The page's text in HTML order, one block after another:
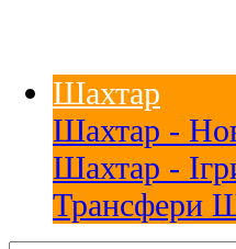
Шахтар
Шахтар -
Шахтар -
Трансфери